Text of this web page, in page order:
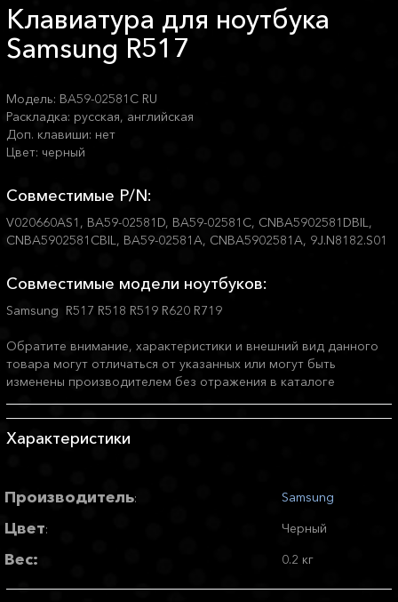
Клавиатура для ноутбука
Samsung R517
Модель: BA59-02581C RU
Раскладка: русская, английская
Доп. клавиши: нет
Цвет: черный
Совместимые P/N:
V020660AS1, BA59-02581D, BA59-02581C, CNBA5902581DBIL,
CNBA5902581CBIL, BA59-02581A, CNBA5902581A, 9J.N8182.S01
Совместимые модели ноутбуков:
Samsung R517 R518 R519 R620 R719
Обратите внимание, характеристики и внешний вид данного
товара могут отличаться от указанных или могут быть
изменены производителем без отражения в каталоге
Характеристики
Производитель: Samsung
Цвет: Черный
Вес: 0.2 кг